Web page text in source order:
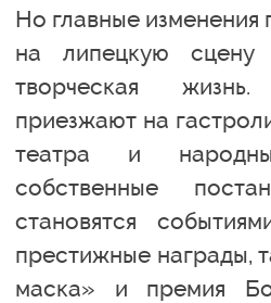
Но главные изменения
на липецкую сцену
творческая
приезжают на
театра и
собственные
становятся
престижные награды,
маска» и премия